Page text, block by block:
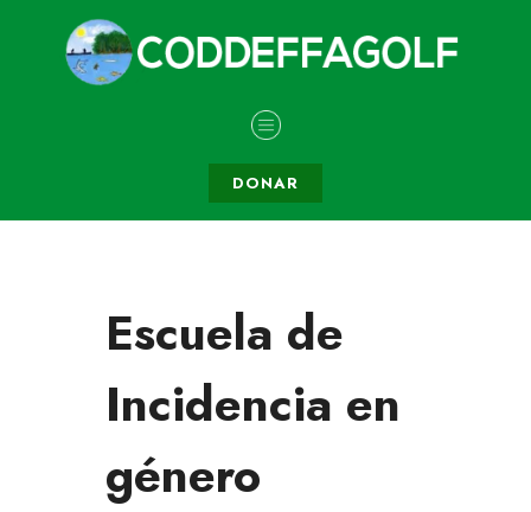
DONAR
Escuela de
Incidencia en
género